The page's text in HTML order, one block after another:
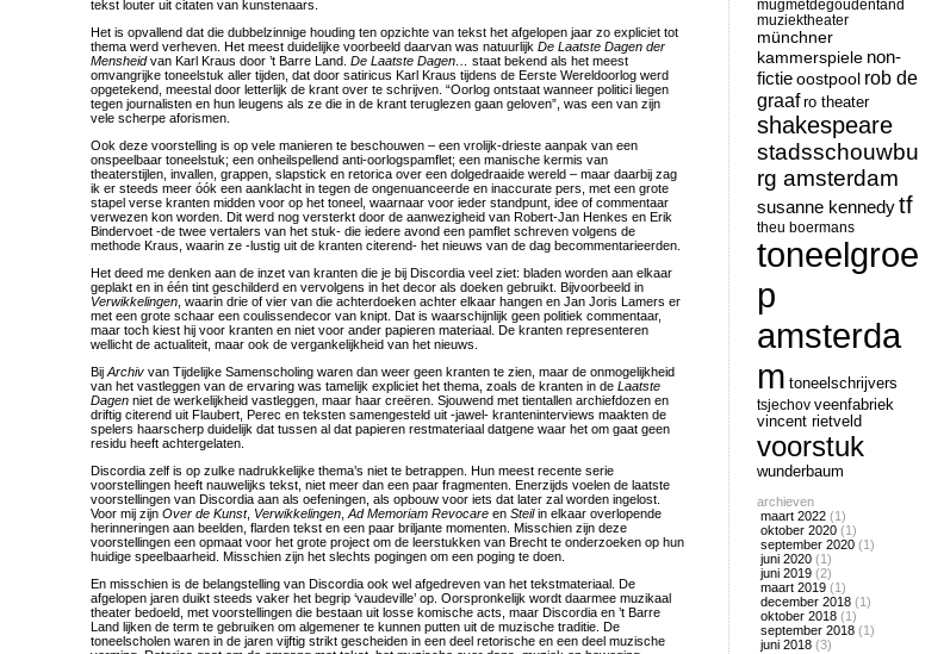
tekst louter uit citaten van kunstenaars.
Het is opvallend dat die dubbelzinnige houding ten opzichte van tekst het afgelopen jaar zo expliciet tot
thema werd verheven. Het meest duidelijke voorbeeld daarvan was natuurlijk De Laatste Dagen der
Mensheidvan Karl Kraus door ’t Barre Land. De Laatste Dagen… staat bekend als het meest
omvangrijke toneelstuk aller tijden, dat door satiricus Karl Kraus tijdens de Eerste Wereldoorlog werd
opgetekend, meestal door letterlijk de krant over te schrijven. “Oorlog ontstaat wanneer politici liegen
tegen journalisten en hun leugens als ze die in de krant teruglezen gaan geloven”, was een van zijn
vele scherpe aforismen.
Ook deze voorstelling is op vele manieren te beschouwen – een vrolijk-drieste aanpak van een
onspeelbaar toneelstuk; een onheilspellend anti-oorlogspamflet; een manische kermis van
theaterstijlen, invallen, grappen, slapstick en retorica over een dolgedraaide wereld – maar daarbij zag
ik er steeds meer óók een aanklacht in tegen de ongenuanceerde en inaccurate pers, met een grote
stapel verse kranten midden voor op het toneel, waarnaar voor ieder standpunt, idee of commentaar
verwezen kon worden. Dit werd nog versterkt door de aanwezigheid van Robert-Jan Henkes en Erik
Bindervoet -de twee vertalers van het stuk- die iedere avond een pamflet schreven volgens de
methode Kraus, waarin ze -lustig uit de kranten citerend- het nieuws van de dag becommentarieerden.
Het deed me denken aan de inzet van kranten die je bij Discordia veel ziet: bladen worden aan elkaar
geplakt en in één tint geschilderd en vervolgens in het decor als doeken gebruikt. Bijvoorbeeld in
Verwikkelingen , waarin drie of vier van die achterdoeken achter elkaar hangen en Jan Joris Lamers er
met een grote schaar een coulissendecor van knipt. Dat is waarschijnlijk geen politiek commentaar,
maar toch kiest hij voor kranten en niet voor ander papieren materiaal. De kranten representeren
wellicht de actualiteit, maar ook de vergankelijkheid van het nieuws.
Bij Archiv van Tijdelijke Samenscholing waren dan weer geen kranten te zien, maar de onmogelijkheid
van het vastleggen van de ervaring was tamelijk expliciet het thema, zoals de kranten in de Laatste
Dagen niet de werkelijkheid vastleggen, maar haar creëren. Sjouwend met tientallen archiefdozen en
driftig citerend uit Flaubert, Perec en teksten samengesteld uit -jawel- kranteninterviews maakten de
spelers haarscherp duidelijk dat tussen al dat papieren restmateriaal datgene waar het om gaat geen
residu heeft achtergelaten.
Discordia zelf is op zulke nadrukkelijke thema’s niet te betrappen. Hun meest recente serie
voorstellingen heeft nauwelijks tekst, niet meer dan een paar fragmenten. Enerzijds voelen de laatste
voorstellingen van Discordia aan als oefeningen, als opbouw voor iets dat later zal worden ingelost.
Voor mij zijn Over de Kunst, Verwikkelingen Ad Memoriam Revocare en Steilin elkaar overlopende
herinneringen aan beelden, flarden tekst en een paar briljante momenten. Misschien zijn deze
voorstellingen een opmaat voor het grote project om de leerstukken van Brecht te onderzoeken op hun
huidige speelbaarheid. Misschien zijn het slechts pogingen om een poging te doen.
En misschien is de belangstelling van Discordia ook wel afgedreven van het tekstmateriaal. De
afgelopen jaren duikt steeds vaker het begrip ‘vaudeville’ op. Oorspronkelijk wordt daarmee muzikaal
theater bedoeld, met voorstellingen die bestaan uit losse komische acts, maar Discordia en ’t Barre
Land lijken de term te gebruiken om algemener te kunnen putten uit de muzische traditie. De
toneelscholen waren in de jaren vijftig strikt gescheiden in een deel retorische en een deel muzische
mugmetdegoudentand
muziektheater
münchner
kammerspiele non-
fictieoostpool rob de
graaf ro theater
shakespeare
stadsschouwbu
rg amsterdam
susanne kennedytf
theu boermans
toneelgroe
p
amsterda
m toneelschrijvers
tsjechov veenfabriek
vincent rietveld
voorstuk
wunderbaum
archieven
maart 2022 (1)
oktober 2020 (1)
september 2020 (1)
juni 2020 (1)
juni 2019 (2)
maart 2019 (1)
december 2018 (1)
oktober 2018 (1)
september 2018 (1)
juni 2018 (3)